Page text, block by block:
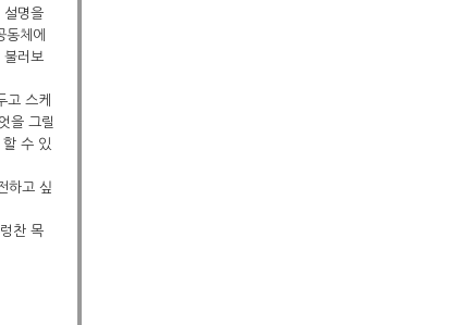
설명을
체에
불러보
고 스케
을 그릴
수 있
하고 싶
찬 목